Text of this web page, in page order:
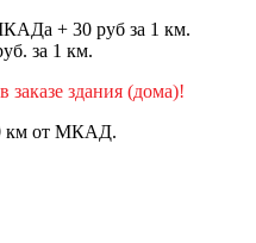
+ 30 руб за 1 км.
за 1 км.
заказе здания (дома)!
км от МКАД.